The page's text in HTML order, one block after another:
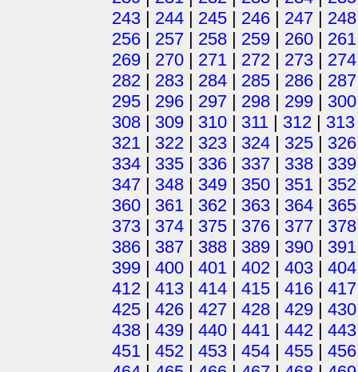
243 | 244 | 245 | 246 | 247 | 248
256 | 257 | 258 | 259 | 260 | 261
269 | 270 | 271 | 272 | 273 | 274
282 | 283 | 284 | 285 | 286 | 287
295 | 296 | 297 | 298 | 299 | 300
308 | 309 | 310 | 311 | 312 | 313
321 | 322 | 323 | 324 | 325 | 326
334 | 335 | 336 | 337 | 338 | 339
347 | 348 | 349 | 350 | 351 | 352
360 | 361 | 362 | 363 | 364 | 365
373 | 374 | 375 | 376 | 377 | 378
386 | 387 | 388 | 389 | 390 | 391
399 | 400 | 401 | 402 | 403 | 404
412 | 413 | 414 | 415 | 416 | 417
425 | 426 | 427 | 428 | 429 | 430
438 | 439 | 440 | 441 | 442 | 443
451 | 452 | 453 | 454 | 455 | 456